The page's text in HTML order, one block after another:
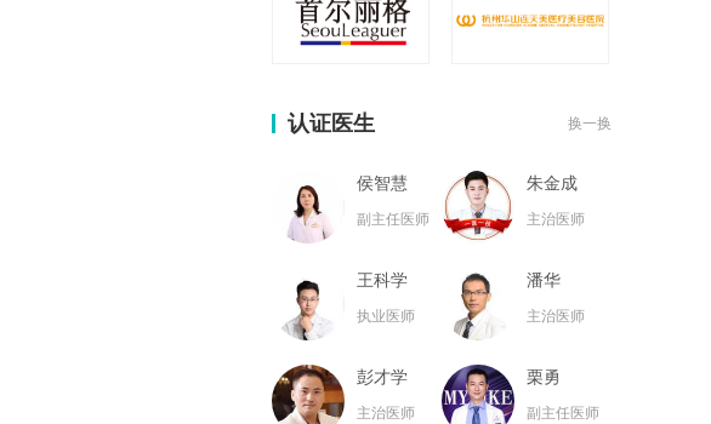
认证医生 换一换
侯智慧
副主任医师
朱金成
主治医师
王科学
执业医师
潘华
主治医师
彭才学
主治医师
栗勇
副主任医师